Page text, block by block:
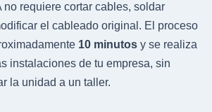
requiere cortar cables, soldar
el cableado original. El proceso
10 minutosy se realiza
instalaciones de tu empresa, sin
la unidad a un taller.